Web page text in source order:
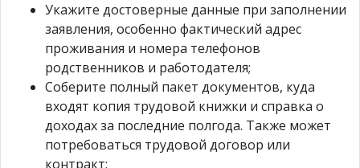
Укажите достоверные данные при заполнении
заявления, особенно фактический адрес
проживания и номера телефонов
родственников и работодателя;
Соберите полный пакет документов, куда
входят копия трудовой книжки и справка о
доходах за последние полгода. Также может
потребоваться трудовой договор или
контракт;